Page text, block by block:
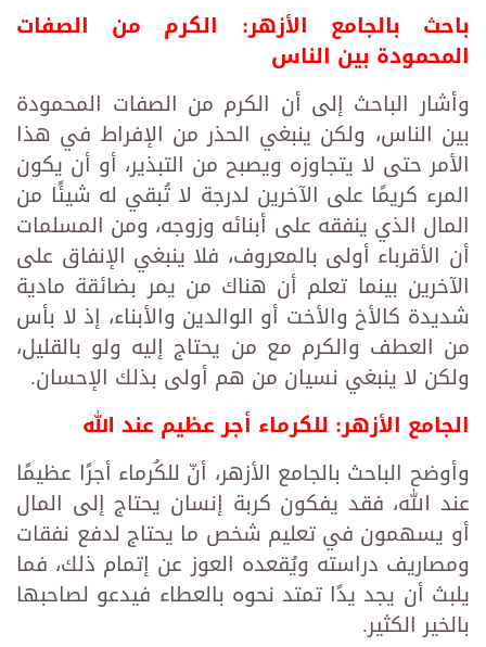
باحث بالجامع الأزهر: الكرم من الصفات
المحمودة بين الناس
وأشار الباحث إلى أن الكرم من الصفات المحمودة
بين الناس، ولكن ينبغي الحذر من الإفراط في هذا
الأمر حتى لا يتجاوزه ويصبح من التبذير، أو أن يكون
المرء كريمًا على الآخرين لدرجة لا تُبقي له شيئًا من
المال الذي ينفقه على أبنائه وزوجه، ومن المسلمات
أن الأقرباء أولى بالمعروف، فلا ينبغي الإنفاق على
الآخرين بينما تعلم أن هناك من يمر بضائقة مادية
شديدة كالأخ والأخت أو الوالدين والأبناء، إذ لا بأس
من العطف والكرم مع من يحتاج إليه ولو بالقليل،
ولكن لا ينبغي نسيان من هم أولى بذلك الإحسان.
الجامع الأزهر: للكرماء أجر عظيم عند الله
وأوضح الباحث بالجامع الأزهر، أنّ للكُرماء أجرًا عظيمًا
عند الله، فقد يفكون كربة إنسان يحتاج إلى المال
أو يسهمون في تعليم شخص ما يحتاج لدفع نفقات
ومصاريف دراسته ويُقعده العوز عن إتمام ذلك، فما
يلبث أن يجد يدًا تمتد نحوه بالعطاء فيدعو لصاحبها
بالخير الكثير.